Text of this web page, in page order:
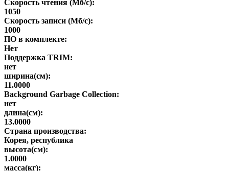
Скорость чтения (Мб/с):
1050
Скорость записи (Мб/с):
1000
ПО в комплекте:
Нет
Поддержка TRIM:
нет
ширина(см):
11.0000
Background Garbage Collection:
нет
длина(см):
13.0000
Страна производства:
Корея, республика
высота(см):
1.0000
масса(кг):